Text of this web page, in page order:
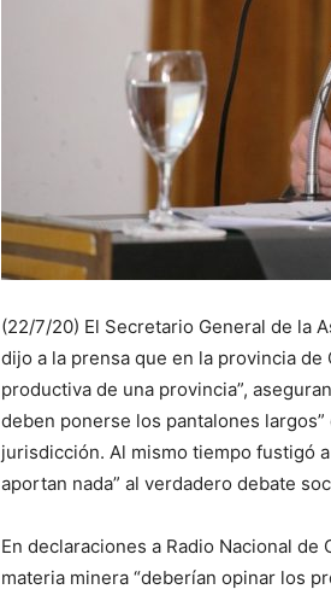
(22/7/20) El Secretario General de la
dijo a la prensa que en la provincia
productiva de una provincia”,
deben ponerse los pantalones
jurisdicción. Al mismo tiempo fustigó
aportan nada” al verdadero debate
En declaraciones a Radio Nacional
materia minera “deberían opinar los